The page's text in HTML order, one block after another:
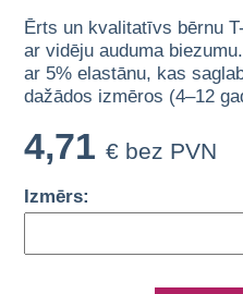
Ērts un kvalitatīvs bērnu
ar vidēju auduma
ar 5% elastānu, kas
dažādos izmēros (4–12
4,71 € bez PVN
Izmērs: